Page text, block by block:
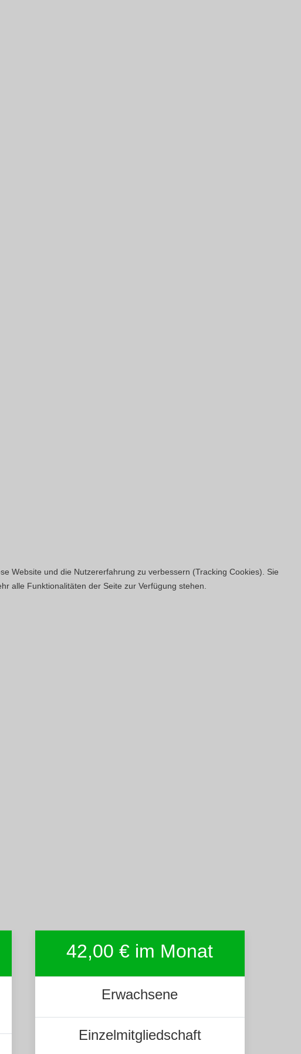
42,00 € im Monat
Erwachsene
Einzelmitgliedschaft
Website und die Nutzererfahrung zu verbessern (Tracking Cookies). Sie
alle Funktionalitäten der Seite zur Verfügung stehen.